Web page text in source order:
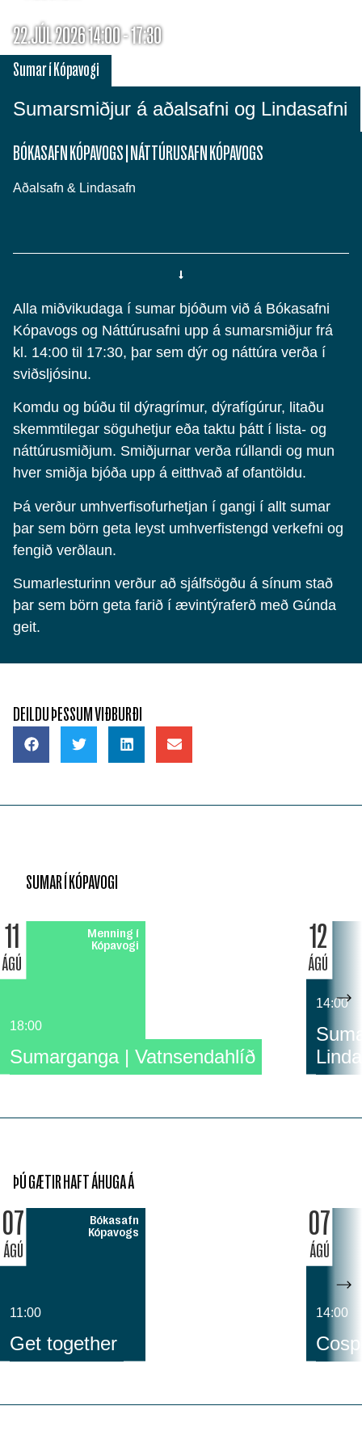
22.JÚL 2026 14:00 - 17:30
Sumarsmiðjur á aðalsafni og Lindasafni
Sumar í Kópavogi
BÓKASAFN KÓPAVOGS NÁTTÚRUSAFN KÓPAVOGS
Aðalsafn & Lindasafn
Alla miðvikudaga í sumar bjóðum við á Bókasafni
Kópavogs og Náttúrusafni upp á sumarsmiðjur frá
kl. 14:00 til 17:30, þar sem dýr og náttúra verða í
sviðsljósinu.
Komdu og búðu til dýragrímur, dýrafígúrur, litaðu
skemmtilegar söguhetjur eða taktu þátt í lista- og
náttúrusmiðjum. Smiðjurnar verða rúllandi og mun
hver smiðja bjóða upp á eitthvað af ofantöldu.
Þá verður umhverfisofurhetjan í gangi í allt sumar
þar sem börn geta leyst umhverfistengd verkefni og
fengið verðlaun.
Sumarlesturinn verður að sjálfsögðu á sínum stað
þar sem börn geta farið í ævintýraferð með Gúnda
geit.
DEILDU ÞESSUM VIÐBURÐI
SUMAR Í KÓPAVOGI
11
ÁGÚ
Menning í
Kópavogi
18:00
Sumarganga | Vatnsendahlíð
12
ÁGÚ
14:00
ÞÚ GÆTIR HAFT ÁHUGA Á
07
ÁGÚ
Bókasafn
Kópavogs
11:00
Get together
07
ÁGÚ
14:00